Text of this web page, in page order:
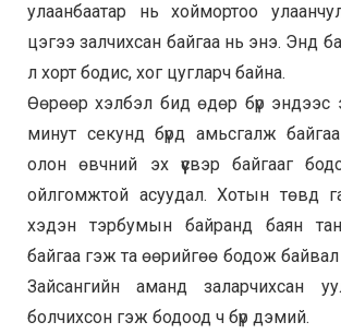
улаанбаатар нь хоймортоо
цэгээ залчихсан байгаа нь энэ. Энд
л хорт бодис, хог цугларч байна.
Өөрөөр хэлбэл бид өдөр бүр эндээс
минут секунд бүрд амьсгалж
олон өвчний эх үүсвэр байгааг
ойлгомжтой асуудал. Хотын төвд
хэдэн тэрбумын байранд баян
байгаа гэж та өөрийгөө бодож байвал
Зайсангийн аманд заларчихсан
болчихсон гэж бодоод ч бүр дэмий.